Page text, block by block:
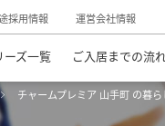
採用情報 運営会社情報
ーズ一覧 ご入居までの流
チャームプレミア 山手町 の暮